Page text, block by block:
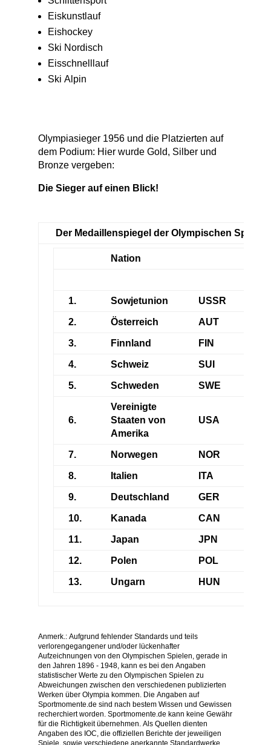
Eiskunstlauf
Eishockey
Ski Nordisch
Eisschnelllauf
Ski Alpin
Olympiasieger 1956 und die Platzierten auf
dem Podium: Hier wurde Gold, Silber und
Bronze vergeben:
Die Sieger auf einen Blick!
Der Medaillenspiegel der Olympischen Spiele
Nation
1. Sowjetunion USSR
2. Österreich AUT
3. Finnland FIN
4. Schweiz SUI
5. Schweden SWE
6.
Vereinigte
Staaten von
Amerika
USA
7. Norwegen NOR
8. Italien ITA
9. Deutschland GER
10. Kanada CAN
11. Japan JPN
12. Polen POL
13. Ungarn HUN
Anmerk.: Aufgrund fehlender Standards und teils
verlorengegangener und/oder lückenhafter
Aufzeichnungen von den Olympischen Spielen, gerade in
den Jahren 1896 - 1948, kann es bei den Angaben
statistischer Werte zu den Olympischen Spielen zu
Abweichungen zwischen den verschiedenen publizierten
Werken über Olympia kommen. Die Angaben auf
Sportmomente.de sind nach bestem Wissen und Gewissen
recherchiert worden. Sportmomente.de kann keine Gewähr
für die Richtigkeit übernehmen. Als Quellen dienten
Angaben des IOC, die offiziellen Berichte der jeweiligen
Spiele, sowie verschiedene anerkannte Standardwerke